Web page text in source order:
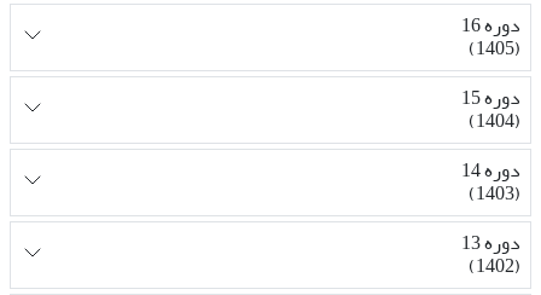
دوره 16
(1405)
دوره 15
(1404)
دوره 14
(1403)
دوره 13
(1402)